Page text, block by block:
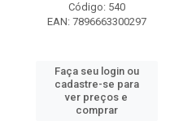
Código: 540
EAN: 7896663300297
Faça seu login ou
cadastre-se para
ver preços e
comprar